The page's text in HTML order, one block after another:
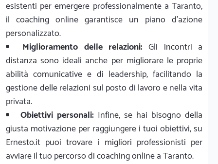
esistenti per emergere professionalmente a Taranto,
il coaching online garantisce un piano d'azione
personalizzato.
Miglioramento delle relazioni: Gli incontri a
distanza sono ideali anche per migliorare le proprie
abilità comunicative e di leadership, facilitando la
gestione delle relazioni sul posto di lavoro e nella vita
privata.
Obiettivi personali: Infine, se hai bisogno della
giusta motivazione per raggiungere i tuoi obiettivi, su
Ernesto.it puoi trovare i migliori professionisti per
avviare il tuo percorso di coaching online a Taranto.